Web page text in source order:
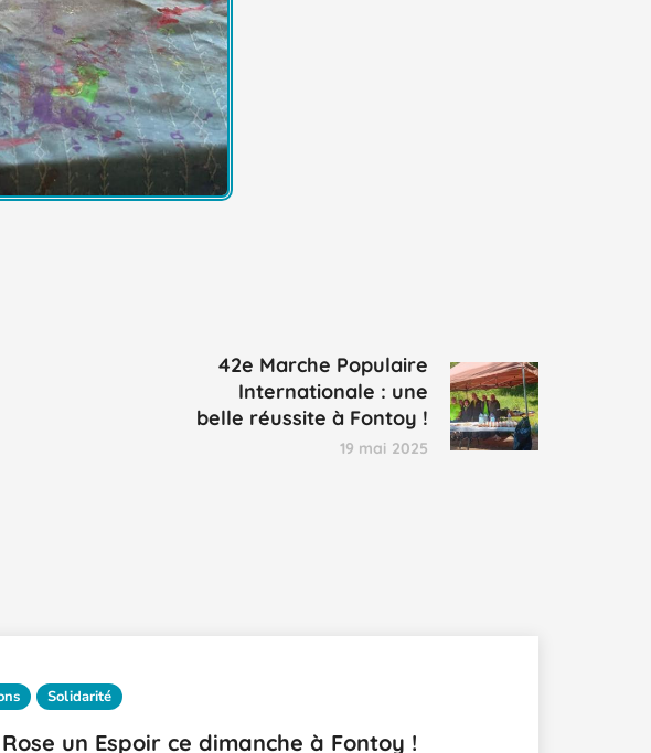
42e Marche Populaire
Internationale : une
belle réussite à Fontoy !
19 mai 2025
Solidarité
un Espoir ce dimanche à Fontoy !